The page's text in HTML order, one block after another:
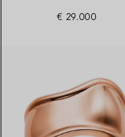
€ 29.000